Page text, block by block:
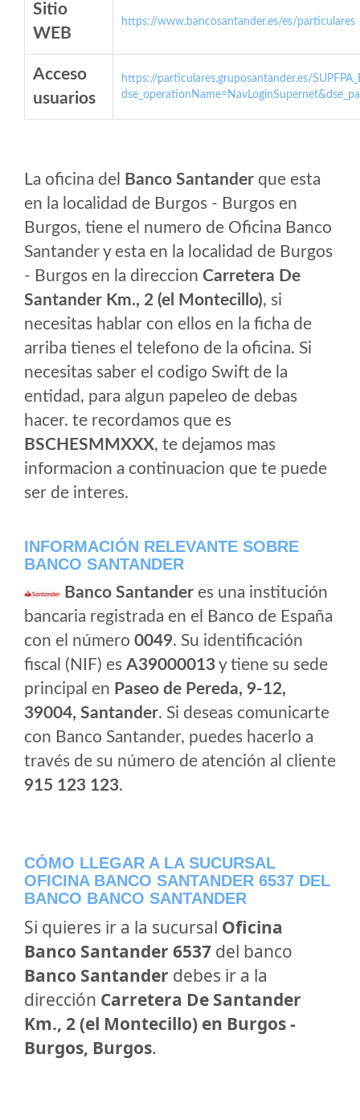
Sitio
WEB
https://www.bancosantander.es/es/particulares
Acceso
usuarios
https://particulares.gruposantander.es/
La oficina del Banco Santander que esta
en la localidad de Burgos - Burgos en
Burgos, tiene el numero de Oficina Banco
Santander y esta en la localidad de Burgos
- Burgos en la direccion Carretera De
Santander Km., 2 (el Montecillo), si
necesitas hablar con ellos en la ficha de
arriba tienes el telefono de la oficina. Si
necesitas saber el codigo Swift de la
entidad, para algun papeleo de debas
hacer. te recordamos que es
BSCHESMMXXX, te dejamos mas
informacion a continuacion que te puede
ser de interes.
INFORMACIÓN RELEVANTE SOBRE
BANCO SANTANDER
Banco Santander es una institución
bancaria registrada en el Banco de España
con el número 0049. Su identificación
fiscal (NIF) es A39000013y tiene su sede
principal en Paseo de Pereda, 9-12,
39004, Santander. Si deseas comunicarte
con Banco Santander, puedes hacerlo a
través de su número de atención al cliente
915 123 123.
CÓMO LLEGAR A LA SUCURSAL
OFICINA BANCO SANTANDER 6537 DEL
BANCO BANCO SANTANDER
Si quieres ir a la sucursal Oficina
Banco Santander 6537 del banco
Banco Santander debes ir a la
dirección Carretera De Santander
Km., 2 (el Montecillo) en Burgos -
Burgos, Burgos.